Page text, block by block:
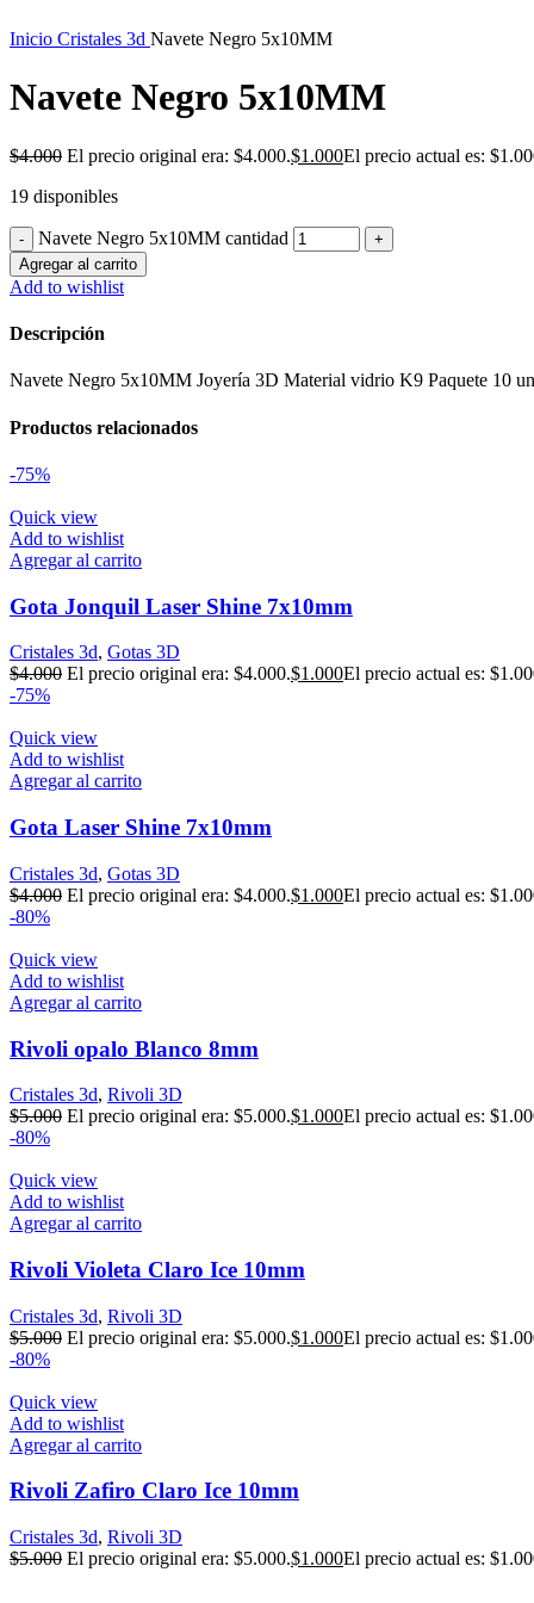
Inicio Cristales 3d Navete Negro 5x10MM
Navete Negro 5x10MM
$4.000 El precio original era: $4.000.$1.000El precio actual es:
19 disponibles
Navete Negro 5x10MM cantidad
Agregar al carrito
Add to wishlist
Descripción
Navete Negro 5x10MM Joyería 3D Material vidrio K9 Paquete 10
Productos relacionados
-75%
Quick view
Add to wishlist
Agregar al carrito
Gota Jonquil Laser Shine 7x10mm
Cristales 3d, Gotas 3D
$4.000 El precio original era: $4.000.$1.000El precio actual es:
-75%
Quick view
Add to wishlist
Agregar al carrito
Gota Laser Shine 7x10mm
Cristales 3d, Gotas 3D
$4.000 El precio original era: $4.000.$1.000El precio actual es:
-80%
Quick view
Add to wishlist
Agregar al carrito
Rivoli opalo Blanco 8mm
Cristales 3d, Rivoli 3D
$5.000 El precio original era: $5.000.$1.000El precio actual es:
-80%
Quick view
Add to wishlist
Agregar al carrito
Rivoli Violeta Claro Ice 10mm
Cristales 3d, Rivoli 3D
$5.000 El precio original era: $5.000.$1.000El precio actual es:
-80%
Quick view
Add to wishlist
Agregar al carrito
Rivoli Zafiro Claro Ice 10mm
Cristales 3d, Rivoli 3D
$5.000 El precio original era: $5.000.$1.000El precio actual es: